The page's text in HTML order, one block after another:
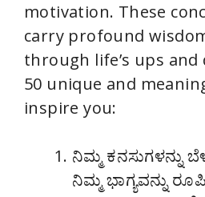
motivation. These
carry profound
through life’s ups and
50 unique and
inspire you:
ನಿಮ್ಮ ಕನಸುಗಳನ್ನು
ನಿಮ್ಮ ಭಾಗ್ಯವನ್ನು